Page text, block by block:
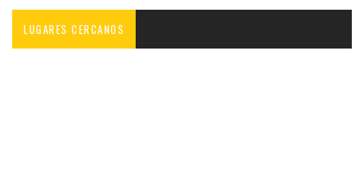
LUGARES CERCANOS